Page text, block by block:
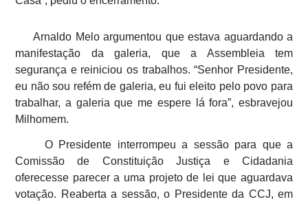
Arnaldo Melo argumentou que estava aguardando a
manifestação da galeria, que a Assembleia tem
segurança e reiniciou os trabalhos. “Senhor Presidente,
eu não sou refém de galeria, eu fui eleito pelo povo para
trabalhar, a galeria que me espere lá fora”, esbravejou
Milhomem.
O Presidente interrompeu a sessão para que a
Comissão de Constituição Justiça e Cidadania
oferecesse parecer a uma projeto de lei que aguardava
votação. Reaberta a sessão, o Presidente da CCJ, em